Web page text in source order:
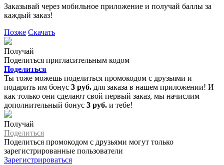
Заказывай через мобильное приложение и получай баллы за
каждый заказ!
Позже Скачать
Получай
Поделиться пригласительным кодом
Поделиться
Ты тоже можешь поделиться промокодом с друзьями и
подарить им бонус 3 руб. для заказа в нашем приложении! И
как только они сделают свой первый заказ, мы начислим
дополнительный бонус 3 руб. и тебе!
Получай
Поделиться
Поделиться промокодом с друзьями могут только
зарегистрированные пользователи
Зарегистрироваться